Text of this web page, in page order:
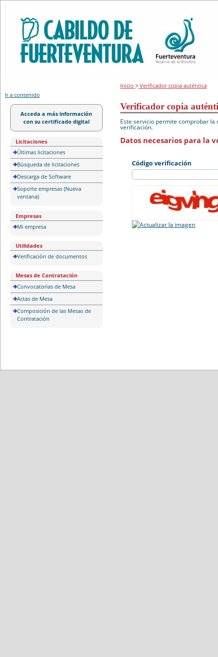
Ir a contenido
Acceda a más información
con su certificado digital
Licitaciones
Últimas licitaciones
Búsqueda de licitaciones
Descarga de Software
Soporte empresas (Nueva
ventana)
Empresas
Mi empresa
Utilidades
Verificación de documentos
Mesas de Contratación
Convocatorias de Mesa
Actas de Mesa
Composición de las Mesas de
Contratación
Inicio> Verificador copia auténtica
Verificador copia
Este servicio permite comprobar
verificación.
Datos necesarios para la
Código verificación